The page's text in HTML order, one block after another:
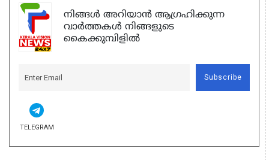
നിങ്ങൾ അറിയാൻ ആഗ്രഹിക്കുന്ന
വാർത്തകൾ നിങ്ങളുടെ
കൈക്കുമ്പിളിൽ
Subscribe
TELEGRAM